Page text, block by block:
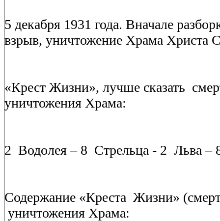
5 декабря 1931 года. Вначале
взрыв, уничтожение Храма Христа
«Крест Жизни», лучше сказать
уничтожения Храма:
2 Водолея – 8 Стрельца - 2 Льва –
Содержание «Креста Жизни»
уничтожения Храма: